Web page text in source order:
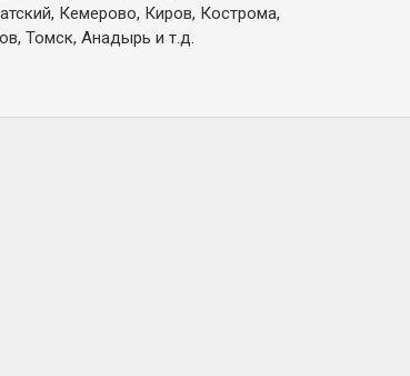
Кемерово, Киров, Кострома,
Томск, Анадырь и т.д.